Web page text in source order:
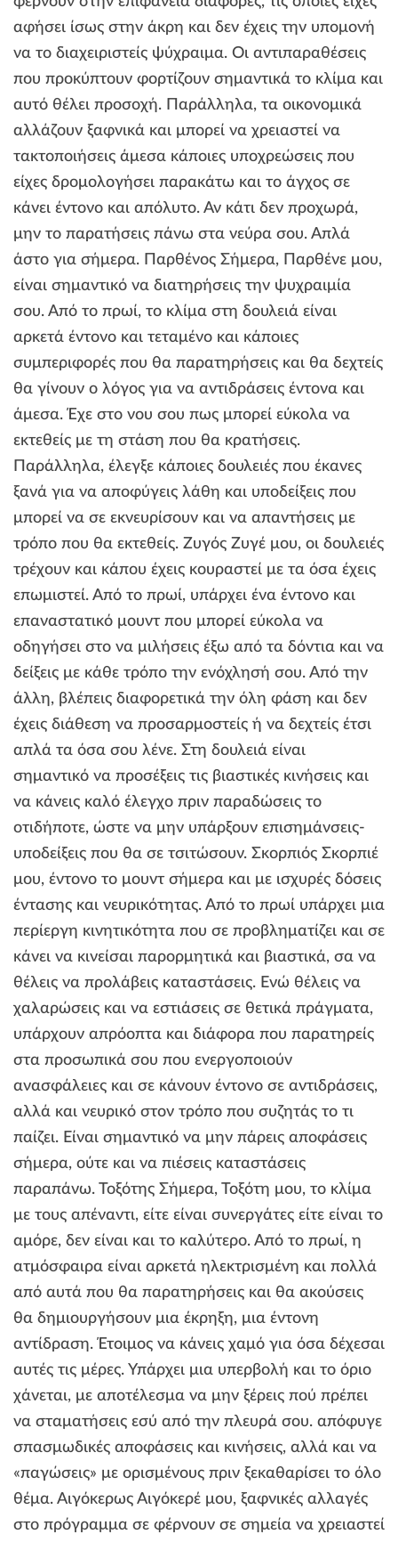
αφήσει ίσως στην άκρη και δεν έχεις την υπομονή
να το διαχειριστείς ψύχραιμα. Οι αντιπαραθέσεις
που προκύπτουν φορτίζουν σημαντικά το κλίμα και
αυτό θέλει προσοχή. Παράλληλα, τα οικονομικά
αλλάζουν ξαφνικά και μπορεί να χρειαστεί να
τακτοποιήσεις άμεσα κάποιες υποχρεώσεις που
είχες δρομολογήσει παρακάτω και το άγχος σε
κάνει έντονο και απόλυτο. Αν κάτι δεν προχωρά,
μην το παρατήσεις πάνω στα νεύρα σου. Απλά
άστο για σήμερα. Παρθένος Σήμερα, Παρθένε μου,
είναι σημαντικό να διατηρήσεις την ψυχραιμία
σου. Από το πρωί, το κλίμα στη δουλειά είναι
αρκετά έντονο και τεταμένο και κάποιες
συμπεριφορές που θα παρατηρήσεις και θα δεχτείς
θα γίνουν ο λόγος για να αντιδράσεις έντονα και
άμεσα. Έχε στο νου σου πως μπορεί εύκολα να
εκτεθείς με τη στάση που θα κρατήσεις.
Παράλληλα, έλεγξε κάποιες δουλειές που έκανες
ξανά για να αποφύγεις λάθη και υποδείξεις που
μπορεί να σε εκνευρίσουν και να απαντήσεις με
τρόπο που θα εκτεθείς. Ζυγός Ζυγέ μου, οι δουλειές
τρέχουν και κάπου έχεις κουραστεί με τα όσα έχεις
επωμιστεί. Από το πρωί, υπάρχει ένα έντονο και
επαναστατικό μουντ που μπορεί εύκολα να
οδηγήσει στο να μιλήσεις έξω από τα δόντια και να
δείξεις με κάθε τρόπο την ενόχλησή σου. Από την
άλλη, βλέπεις διαφορετικά την όλη φάση και δεν
έχεις διάθεση να προσαρμοστείς ή να δεχτείς έτσι
απλά τα όσα σου λένε. Στη δουλειά είναι
σημαντικό να προσέξεις τις βιαστικές κινήσεις και
να κάνεις καλό έλεγχο πριν παραδώσεις το
οτιδήποτε, ώστε να μην υπάρξουν επισημάνσεις-
υποδείξεις που θα σε τσιτώσουν. Σκορπιός Σκορπιέ
μου, έντονο το μουντ σήμερα και με ισχυρές δόσεις
έντασης και νευρικότητας. Από το πρωί υπάρχει μια
περίεργη κινητικότητα που σε προβληματίζει και σε
κάνει να κινείσαι παρορμητικά και βιαστικά, σα να
θέλεις να προλάβεις καταστάσεις. Ενώ θέλεις να
χαλαρώσεις και να εστιάσεις σε θετικά πράγματα,
υπάρχουν απρόοπτα και διάφορα που παρατηρείς
στα προσωπικά σου που ενεργοποιούν
ανασφάλειες και σε κάνουν έντονο σε αντιδράσεις,
αλλά και νευρικό στον τρόπο που συζητάς το τι
παίζει. Είναι σημαντικό να μην πάρεις αποφάσεις
σήμερα, ούτε και να πιέσεις καταστάσεις
παραπάνω. Τοξότης Σήμερα, Τοξότη μου, το κλίμα
με τους απέναντι, είτε είναι συνεργάτες είτε είναι το
αμόρε, δεν είναι και το καλύτερο. Από το πρωί, η
ατμόσφαιρα είναι αρκετά ηλεκτρισμένη και πολλά
από αυτά που θα παρατηρήσεις και θα ακούσεις
θα δημιουργήσουν μια έκρηξη, μια έντονη
αντίδραση. Έτοιμος να κάνεις χαμό για όσα δέχεσαι
αυτές τις μέρες. Υπάρχει μια υπερβολή και το όριο
χάνεται, με αποτέλεσμα να μην ξέρεις πού πρέπει
να σταματήσεις εσύ από την πλευρά σου. απόφυγε
σπασμωδικές αποφάσεις και κινήσεις, αλλά και να
«παγώσεις» με ορισμένους πριν ξεκαθαρίσει το όλο
θέμα. Αιγόκερως Αιγόκερέ μου, ξαφνικές αλλαγές
στο πρόγραμμα σε φέρνουν σε σημεία να χρειαστεί